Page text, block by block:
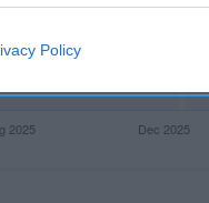
Policy